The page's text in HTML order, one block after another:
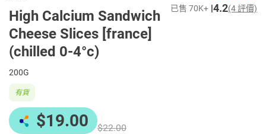
High Calcium Sandwich
Cheese Slices [france]
(chilled 0-4°c)
已售 70K+ 4.2(4 評價)
200G
$19.00 $22.00
有貨